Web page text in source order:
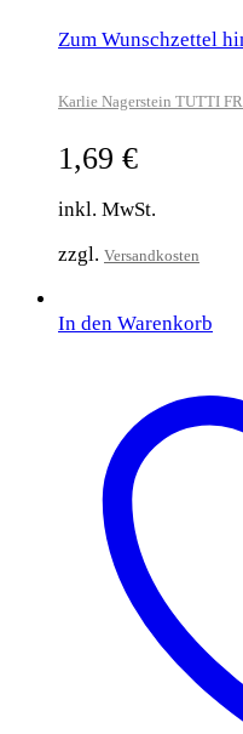
Zum Wunschzettel
Karlie Nagerstein TUTTI
1,69 €
inkl. MwSt.
zzgl. Versandkosten
In den Warenkorb